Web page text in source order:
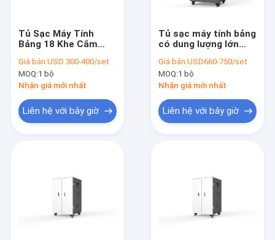
Tủ Sạc Máy Tính
Bảng 18 Khe Cắm
Giá bán:USD 300-400/set
MOQ:1 bộ
Nhận giá mới nhất
Liên hệ với bây giờ
Tủ sạc máy tính bảng
có dung lượng lớn
Giá bán:USD660-750/set
MOQ:1 bộ
Nhận giá mới nhất
Liên hệ với bây giờ